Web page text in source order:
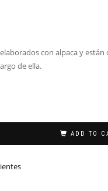
con alpaca y
de ella.
ADD TO